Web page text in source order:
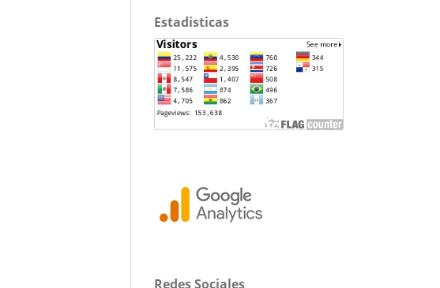
Estadisticas
Redes Sociales